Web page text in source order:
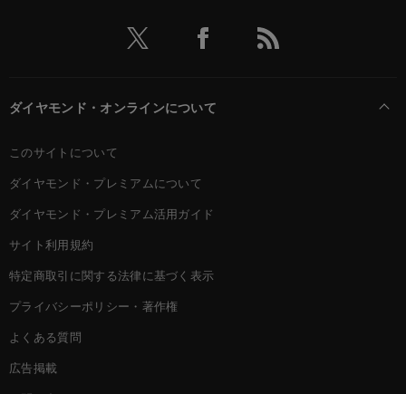
ダイヤモンド・オンラインについて
このサイトについて
ダイヤモンド・プレミアムについて
ダイヤモンド・プレミアム活用ガイド
サイト利用規約
特定商取引に関する法律に基づく表示
プライバシーポリシー・著作権
よくある質問
広告掲載